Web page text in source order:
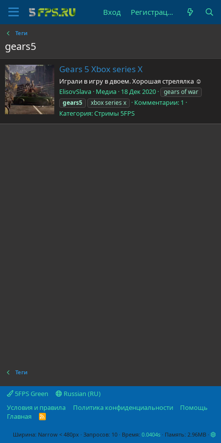
Вход Регистрация
Теги
gears5
Gears 5 Xbox series X
Играли в игру в двоем. Хорошая стрелялка ☺️
ElisovSlava Медиа 18 Дек 2020
gears of war
gears5
xbox series x
Комментарии: 1
Категория: Стримы 5FPS
Теги
5FPS Green
Russian (RU)
Условия и правила
Политика конфиденциальности
Помощь
Главная
R
Ширина Запросов 10 Время 0.0404s Память 2.96MB